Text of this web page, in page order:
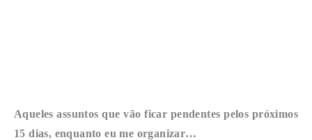
Aqueles assuntos que vão ficar pendentes pelos próximos
15 dias, enquanto eu me organizar…